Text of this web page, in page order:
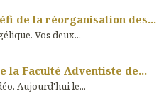
de la réorganisation des...
Vos deux...
la Faculté Adventiste de...
Aujourd'hui le...